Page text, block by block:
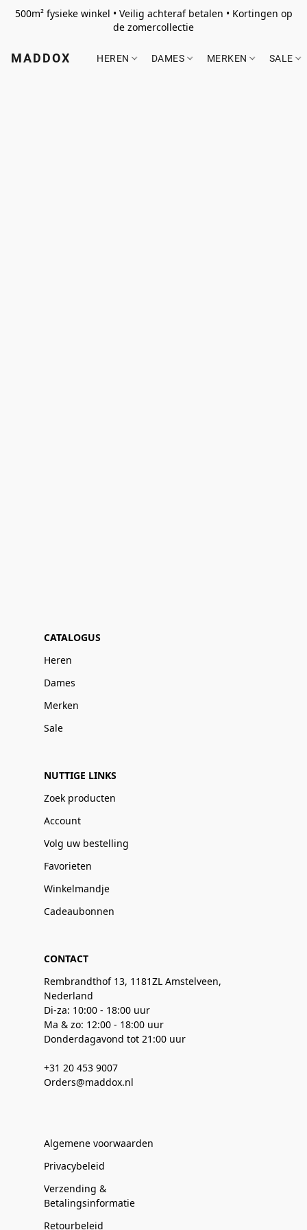
500m² fysieke winkel • Veilig achteraf betalen • Kortingen op
de zomercollectie
MADDOX HEREN DAMES MERKEN SALE
CATALOGUS
Heren
Dames
Merken
Sale
NUTTIGE LINKS
Zoek producten
Account
Volg uw bestelling
Favorieten
Winkelmandje
Cadeaubonnen
CONTACT
Rembrandthof 13, 1181ZL Amstelveen,
Nederland
Di-za: 10:00 - 18:00 uur
Ma & zo: 12:00 - 18:00 uur
Donderdagavond tot 21:00 uur
+31 20 453 9007
Orders@maddox.nl
Algemene voorwaarden
Privacybeleid
Verzending &
Betalingsinformatie
Retourbeleid